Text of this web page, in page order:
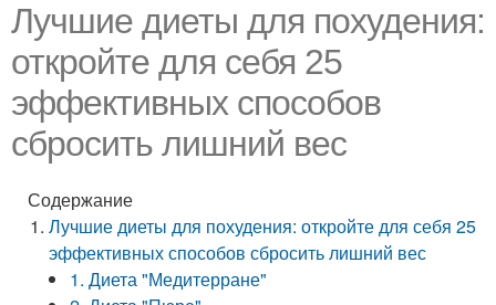
Лучшие диеты для похудения:
откройте для себя 25
эффективных способов
сбросить лишний вес
Содержание
Лучшие диеты для похудения: откройте для себя 25
эффективных способов сбросить лишний вес
1. Диета "Медитерране"